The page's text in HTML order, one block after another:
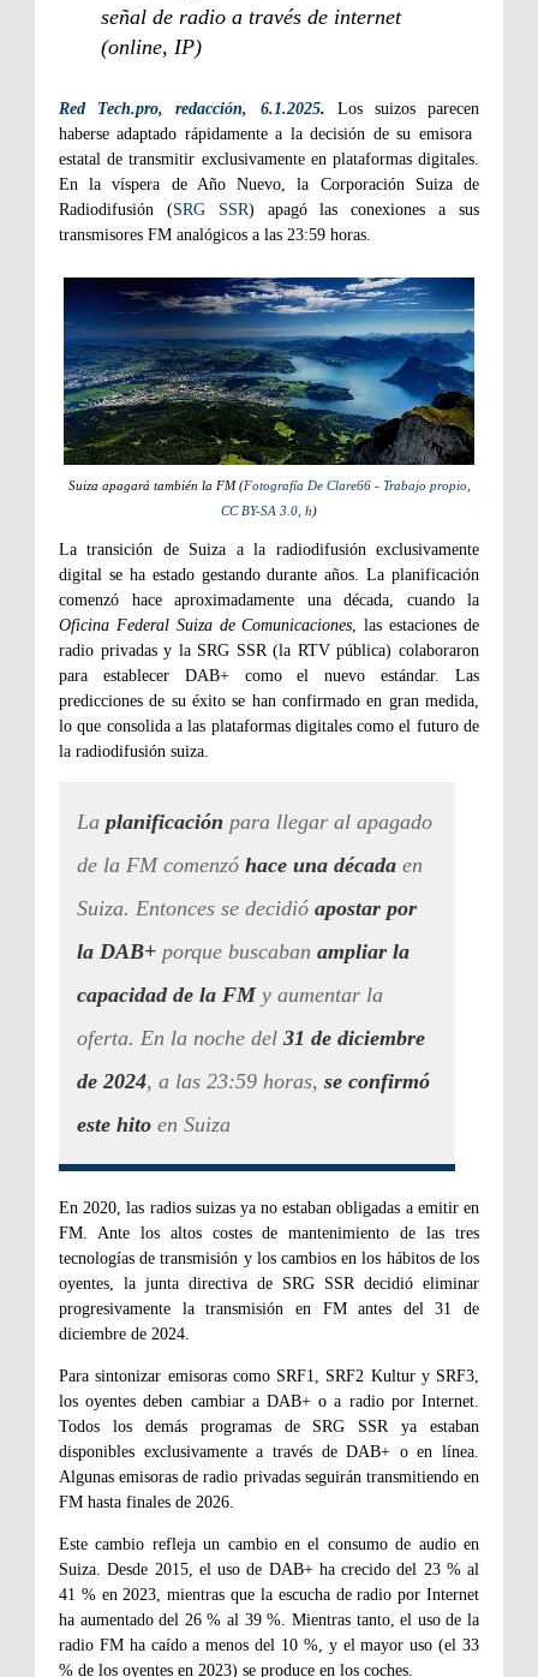
señal de radio a través de internet
(online, IP)
Red Tech.pro, redacción, 6.1.2025. Los suizos parecen
haberse adaptado rápidamente a la decisión de su emisora ​​
estatal de transmitir exclusivamente en plataformas digitales.
En la víspera de Año Nuevo, la Corporación Suiza de
Radiodifusión (SRG SSR) apagó las conexiones a sus
transmisores FM analógicos a las 23:59 horas.
Suiza apagará también la FM (Fotografía De Clare66 - Trabajo propio,
CC BY-SA 3.0, h)
La transición de Suiza a la radiodifusión exclusivamente
digital se ha estado gestando durante años. La planificación
comenzó hace aproximadamente una década, cuando la
Oficina Federal Suiza de Comunicaciones , las estaciones de
radio privadas y la SRG SSR (la RTV pública) colaboraron
para establecer DAB+ como el nuevo estándar. Las
predicciones de su éxito se han confirmado en gran medida,
lo que consolida a las plataformas digitales como el futuro de
la radiodifusión suiza.
La planificación para llegar al apagado
de la FM comenzó hace una década en
Suiza. Entonces se decidió apostar por
la DAB+ porque buscaban ampliar la
capacidad de la FMy aumentar la
oferta. En la noche del 31 de diciembre
de 2024, a las 23:59 horas, se confirmó
este hito en Suiza
En 2020, las radios suizas ya no estaban obligadas a emitir en
FM. Ante los altos costes de mantenimiento de las tres
tecnologías de transmisión y los cambios en los hábitos de los
oyentes, la junta directiva de SRG SSR decidió eliminar
progresivamente la transmisión en FM antes del 31 de
diciembre de 2024.
Para sintonizar emisoras como SRF1, SRF2 Kultur y SRF3,
los oyentes deben cambiar a DAB+ o a radio por Internet.
Todos los demás programas de SRG SSR ya estaban
disponibles exclusivamente a través de DAB+ o en línea.
Algunas emisoras de radio privadas seguirán transmitiendo en
FM hasta finales de 2026.
Este cambio refleja un cambio en el consumo de audio en
Suiza. Desde 2015, el uso de DAB+ ha crecido del 23 % al
41 % en 2023, mientras que la escucha de radio por Internet
ha aumentado del 26 % al 39 %. Mientras tanto, el uso de la
radio FM ha caído a menos del 10 %, y el mayor uso (el 33
% de los oyentes en 2023) se produce en los coches.